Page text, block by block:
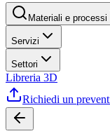
Materiali e processi
Servizi
Settori
Libreria 3D
Richiedi un